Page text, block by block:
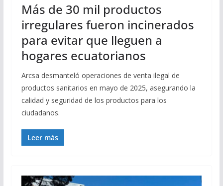
Más de 30 mil productos
irregulares fueron incinerados
para evitar que lleguen a
hogares ecuatorianos
Arcsa desmanteló operaciones de venta ilegal de
productos sanitarios en mayo de 2025, asegurando la
calidad y seguridad de los productos para los
ciudadanos.
Leer más